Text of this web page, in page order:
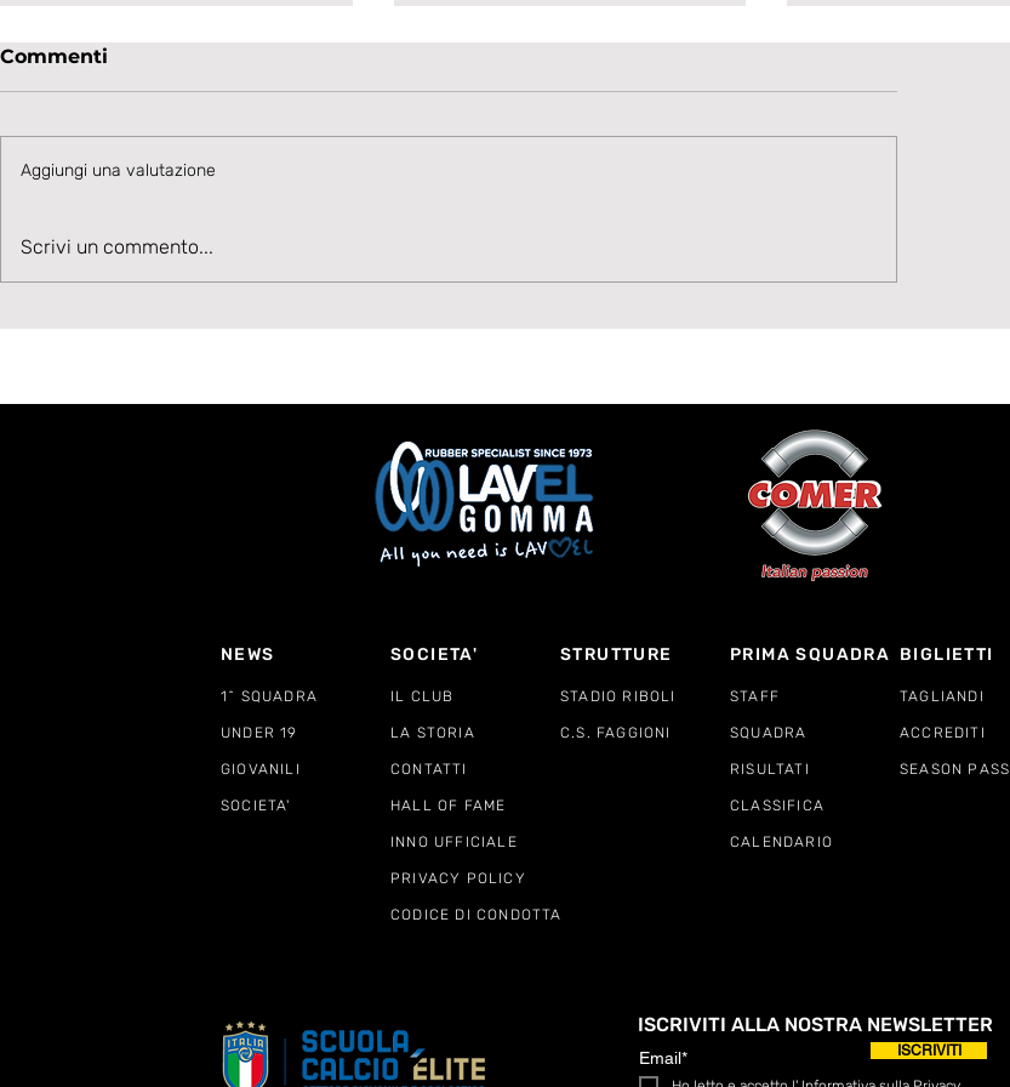
Velocità, Potenza, Gol,
Commenti
Aggiungi una valutazione
Scrivi un commento...
NEWS SOCIETA' STRUTTURE PRIMA SQUADRA BIGLIETTI
1^ SQUADRA IL CLUB STADIO RIBOLI STAFF TAGLIANDI
UNDER 19 LA STORIA C.S. FAGGIONI SQUADRA ACCREDITI
GIOVANILI CONTATTI
SOCIETA' HALL OF FAME
INNO UFFICIALE
RISULTATI SEASON PASS
CLASSIFICA
CALENDARIO
PRIVACY POLICY
CODICE DI CONDOTTA
ISCRIVITI ALLA NOSTRA NEWSLETTER
ISCRIVITI